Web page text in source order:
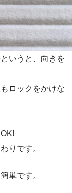
いうと、向きを
ロックをかけな
りです。
単です。